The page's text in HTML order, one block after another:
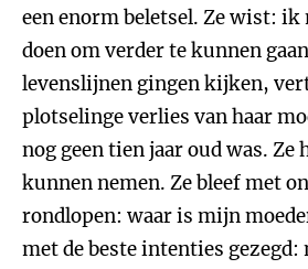
een enorm beletsel. Ze wist: ik
doen om verder te kunnen
levenslijnen gingen kijken,
plotselinge verlies van haar
nog geen tien jaar oud was. Ze
kunnen nemen. Ze bleef met
rondlopen: waar is mijn
met de beste intenties gezegd: